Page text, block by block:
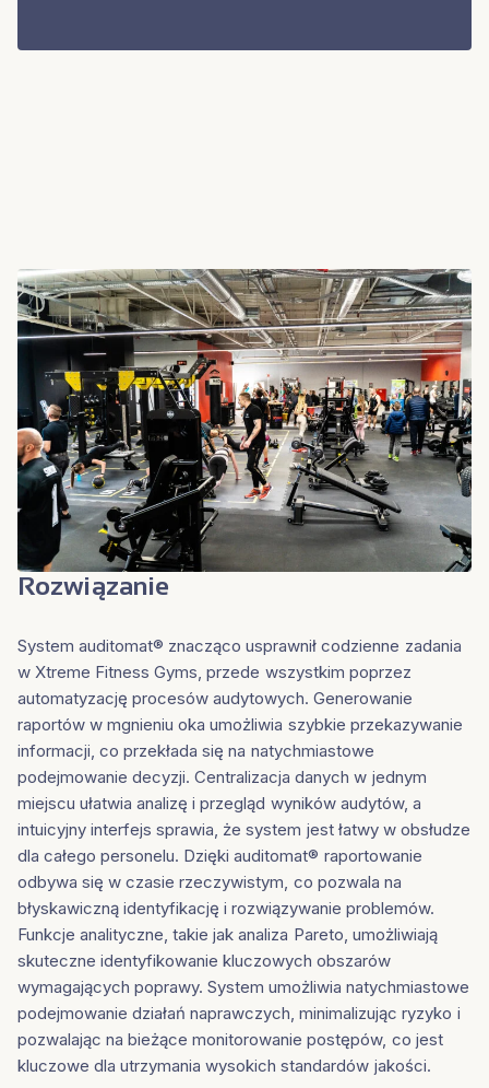
Rozwiązanie
System auditomat® znacząco usprawnił codzienne zadania
w Xtreme Fitness Gyms, przede wszystkim poprzez
automatyzację procesów audytowych. Generowanie
raportów w mgnieniu oka umożliwia szybkie przekazywanie
informacji, co przekłada się na natychmiastowe
podejmowanie decyzji. Centralizacja danych w jednym
miejscu ułatwia analizę i przegląd wyników audytów, a
intuicyjny interfejs sprawia, że system jest łatwy w obsłudze
dla całego personelu. Dzięki auditomat® raportowanie
odbywa się w czasie rzeczywistym, co pozwala na
błyskawiczną identyfikację i rozwiązywanie problemów.
Funkcje analityczne, takie jak analiza Pareto, umożliwiają
skuteczne identyfikowanie kluczowych obszarów
wymagających poprawy. System umożliwia natychmiastowe
podejmowanie działań naprawczych, minimalizując ryzyko i
pozwalając na bieżące monitorowanie postępów, co jest
kluczowe dla utrzymania wysokich standardów jakości.